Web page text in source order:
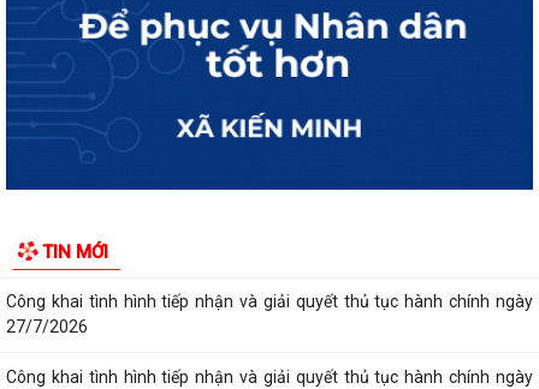
TIN MỚI
30/7/2026
Công khai tình hình tiếp nhận và giải quyết thủ tục hành chính ngày
31/7/2026
Công khai tình hình tiếp nhận và giải quyết thủ tục hành chính ngày
24/7/2026
Công khai tình hình tiếp nhận và giải quyết thủ tục hành chính ngày
27/7/2026
Công khai tình hình tiếp nhận và giải quyết thủ tục hành chính ngày